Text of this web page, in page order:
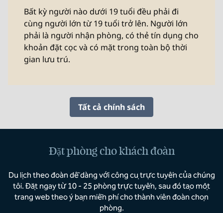
Bất kỳ người nào dưới 19 tuổi đều phải đi
cùng người lớn từ 19 tuổi trở lên. Người lớn
phải là người nhận phòng, có thẻ tín dụng cho
khoản đặt cọc và có mặt trong toàn bộ thời
gian lưu trú.
Tất cả chính sách
Đặt phòng cho khách đoàn
Du lịch theo đoàn dễ dàng với công cụ trực tuyến của chúng
tôi. Đặt ngay từ 10 - 25 phòng trực tuyến, sau đó tạo một
trang web theo ý bạn miễn phí cho thành viên đoàn chọn
phòng.